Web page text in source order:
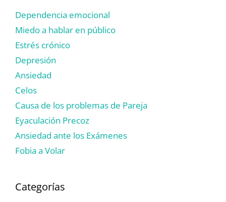
Dependencia emocional
Miedo a hablar en público
Estrés crónico
Depresión
Ansiedad
Celos
Causa de los problemas de Pareja
Eyaculación Precoz
Ansiedad ante los Exámenes
Fobia a Volar
Categorías